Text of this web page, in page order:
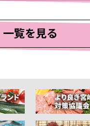
一覧を見る